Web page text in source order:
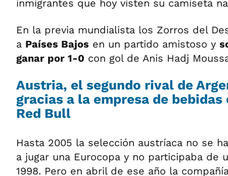
inmigrantes que hoy visten su camiseta
En la previa mundialista los Zorros del
a Países Bajos en un partido amistoso y
ganar por 1-0 con gol de Anis Hadj
Austria, el segundo rival de
gracias a la empresa de bebidas
Red Bull
Hasta 2005 la selección austríaca no se
a jugar una Eurocopa y no participaba de
1998. Pero en abril de ese año la